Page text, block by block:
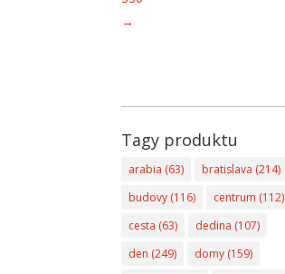
→
Tagy produktu
arabia (63) bratislava (214)
budovy (116) centrum (112)
cesta (63) dedina (107)
den (249) domy (159)